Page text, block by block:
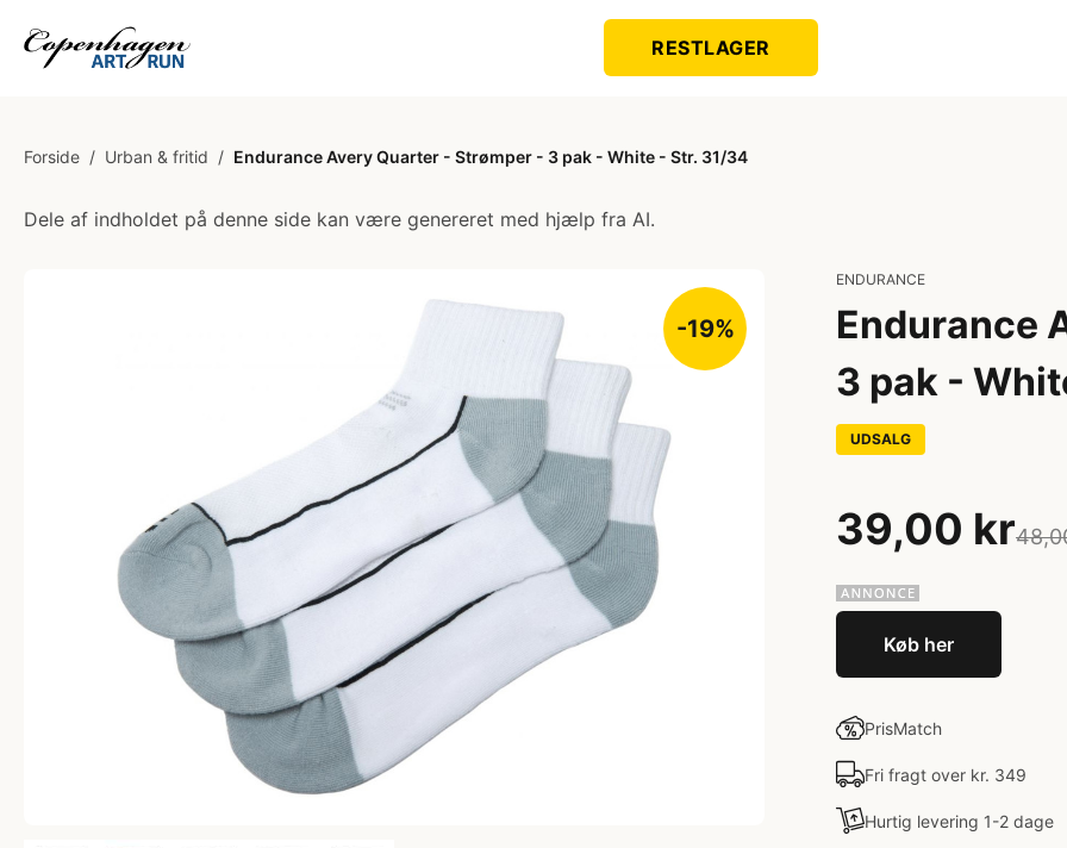
RESTLAGER
Forside / Urban & fritid / Endurance Avery Quarter - Strømper - 3 pak - White - Str. 31/34
Dele af indholdet på denne side kan være genereret med hjælp fra AI.
-19%
ENDURANCE
Endurance
3 pak -
UDSALG
39,00 kr
Køb her
PrisMatch
Fri fragt over kr. 349
Hurtig levering 1-2 dage